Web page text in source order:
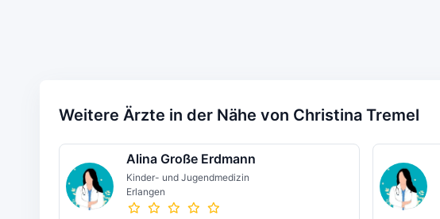
Weitere Ärzte in der Nähe von Christina Tremel
Alina Große Erdmann
Kinder- und Jugendmedizin
Erlangen